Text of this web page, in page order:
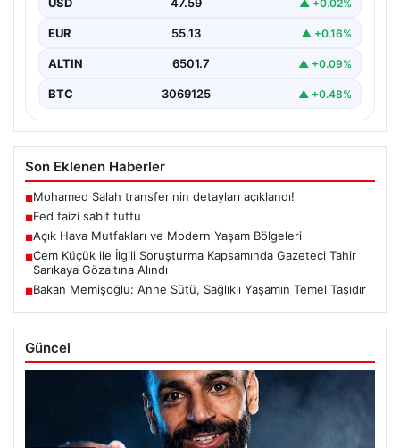
USD 47.59 ▲ +0.02%
EUR 55.13 ▲ +0.16%
ALTIN 6501.7 ▲ +0.09%
BTC 3069125 ▲ +0.48%
Son Eklenen Haberler
■Mohamed Salah transferinin detayları açıklandı!
■Fed faizi sabit tuttu
■Açık Hava Mutfakları ve Modern Yaşam Bölgeleri
■Cem Küçük ile İlgili Soruşturma Kapsamında Gazeteci Tahir
Sarıkaya Gözaltına Alındı
■Bakan Memişoğlu: Anne Sütü, Sağlıklı Yaşamın Temel Taşıdır
Güncel